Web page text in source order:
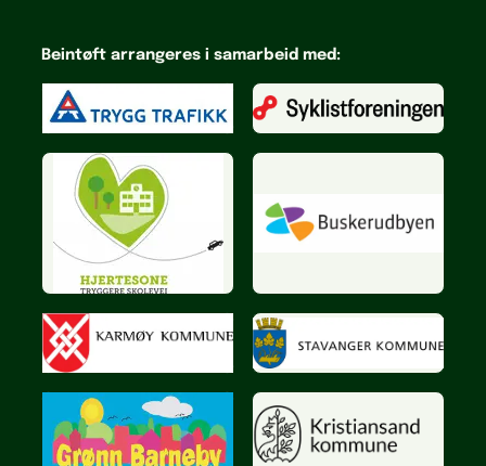
Beintøft arrangeres i samarbeid med: